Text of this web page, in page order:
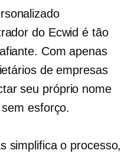
do Ecwid é tão
Com apenas
de empresas
seu próprio nome
esforço.
simplifica o processo,